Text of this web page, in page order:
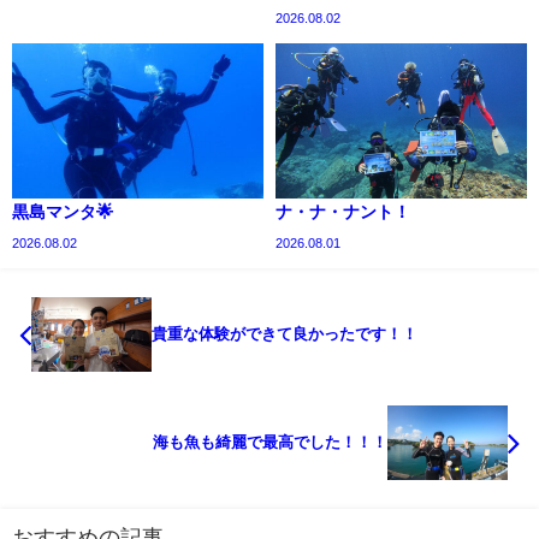
2026.08.02
黒島マンタ🌟
2026.08.02
ナ・ナ・ナント！
2026.08.01
貴重な体験ができて良かったです！！
海も魚も綺麗で最高でした！！！